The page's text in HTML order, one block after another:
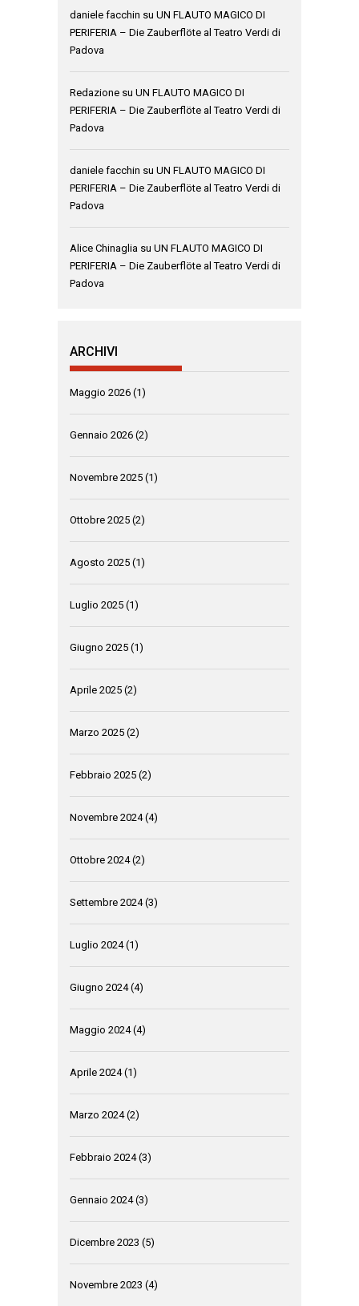
daniele facchin su UN FLAUTO MAGICO DI
PERIFERIA – Die Zauberflöte al Teatro Verdi di
Padova
Redazione su UN FLAUTO MAGICO DI
PERIFERIA – Die Zauberflöte al Teatro Verdi di
Padova
daniele facchin su UN FLAUTO MAGICO DI
PERIFERIA – Die Zauberflöte al Teatro Verdi di
Padova
Alice Chinaglia su UN FLAUTO MAGICO DI
PERIFERIA – Die Zauberflöte al Teatro Verdi di
Padova
ARCHIVI
Maggio 2026 (1)
Gennaio 2026 (2)
Novembre 2025 (1)
Ottobre 2025 (2)
Agosto 2025 (1)
Luglio 2025 (1)
Giugno 2025 (1)
Aprile 2025 (2)
Marzo 2025 (2)
Febbraio 2025 (2)
Novembre 2024(4)
Ottobre 2024(2)
Settembre 2024(3)
Luglio 2024(1)
Giugno 2024(4)
Maggio 2024(4)
Aprile 2024(1)
Marzo 2024(2)
Febbraio 2024(3)
Gennaio 2024(3)
Dicembre 2023 (5)
Novembre 2023 (4)